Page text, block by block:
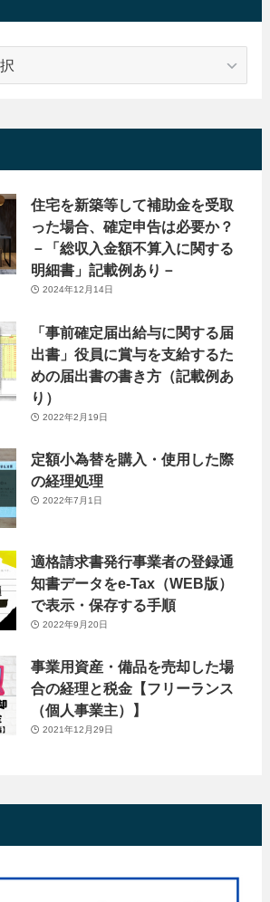
住宅を新築等して補助金を受取
った場合、確定申告は必要か？
－「総収入金額不算入に関する
明細書」記載例あり－
2024年12月14日
「事前確定届出給与に関する届
出書」役員に賞与を支給するた
めの届出書の書き方（記載例あ
り）
2022年2月19日
定額小為替を購入・使用した際
の経理処理
2022年7月1日
適格請求書発行事業者の登録通
知書データをe-Tax（WEB版）
で表示・保存する手順
2022年9月20日
事業用資産・備品を売却した場
合の経理と税金【フリーランス
（個人事業主）】
2021年12月29日